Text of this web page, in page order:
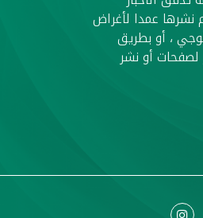
نشرها عمدا لأغراض
، أو بطريق
لصفحات أو نشر